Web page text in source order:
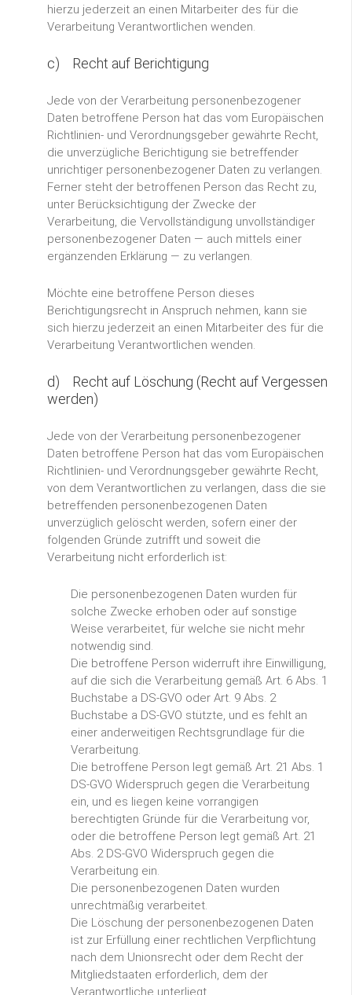
hierzu jederzeit an einen Mitarbeiter des für die
Verarbeitung Verantwortlichen wenden.
c) Recht auf Berichtigung
Jede von der Verarbeitung personenbezogener
Daten betroffene Person hat das vom Europäischen
Richtlinien- und Verordnungsgeber gewährte Recht,
die unverzügliche Berichtigung sie betreffender
unrichtiger personenbezogener Daten zu verlangen.
Ferner steht der betroffenen Person das Recht zu,
unter Berücksichtigung der Zwecke der
Verarbeitung, die Vervollständigung unvollständiger
personenbezogener Daten — auch mittels einer
ergänzenden Erklärung — zu verlangen.
Möchte eine betroffene Person dieses
Berichtigungsrecht in Anspruch nehmen, kann sie
sich hierzu jederzeit an einen Mitarbeiter des für die
Verarbeitung Verantwortlichen wenden.
d) Recht auf Löschung (Recht auf Vergessen
werden)
Jede von der Verarbeitung personenbezogener
Daten betroffene Person hat das vom Europäischen
Richtlinien- und Verordnungsgeber gewährte Recht,
von dem Verantwortlichen zu verlangen, dass die sie
betreffenden personenbezogenen Daten
unverzüglich gelöscht werden, sofern einer der
folgenden Gründe zutrifft und soweit die
Verarbeitung nicht erforderlich ist:
Die personenbezogenen Daten wurden für
solche Zwecke erhoben oder auf sonstige
Weise verarbeitet, für welche sie nicht mehr
notwendig sind.
Die betroffene Person widerruft ihre Einwilligung,
auf die sich die Verarbeitung gemäß Art. 6 Abs. 1
Buchstabe a DS-GVO oder Art. 9 Abs. 2
Buchstabe a DS-GVO stützte, und es fehlt an
einer anderweitigen Rechtsgrundlage für die
Verarbeitung.
Die betroffene Person legt gemäß Art. 21 Abs. 1
DS-GVO Widerspruch gegen die Verarbeitung
ein, und es liegen keine vorrangigen
berechtigten Gründe für die Verarbeitung vor,
oder die betroffene Person legt gemäß Art. 21
Abs. 2 DS-GVO Widerspruch gegen die
Verarbeitung ein.
Die personenbezogenen Daten wurden
unrechtmäßig verarbeitet.
Die Löschung der personenbezogenen Daten
ist zur Erfüllung einer rechtlichen Verpflichtung
nach dem Unionsrecht oder dem Recht der
Mitgliedstaaten erforderlich, dem der
Verantwortliche unterliegt.